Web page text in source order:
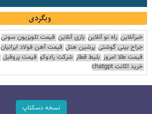
وبگردی
خبرآنلاین راه نو آنلاین بازی آنلاین قیمت تلویزیون سونی
جراح بینی گوشتی پرشین هتل قیمت آهن فولاد ایرانیان
قیمت طلا امروز بلیط قطار شرکت رادوکو قیمت پروفیل
خرید اکانت chatgpt
نسخه دسکتاپ